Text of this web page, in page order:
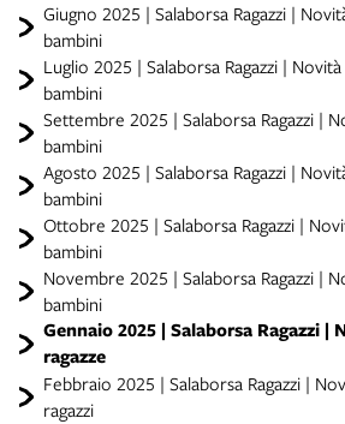
Giugno 2025 | Salaborsa Ragazzi |
bambini
Luglio 2025 | Salaborsa Ragazzi |
bambini
Settembre 2025 | Salaborsa Ragazzi |
bambini
Agosto 2025 | Salaborsa Ragazzi |
bambini
Ottobre 2025 | Salaborsa Ragazzi |
bambini
Novembre 2025 | Salaborsa Ragazzi |
bambini
Gennaio 2025 | Salaborsa Ragazzi |
ragazze
Febbraio 2025 | Salaborsa Ragazzi |
ragazzi